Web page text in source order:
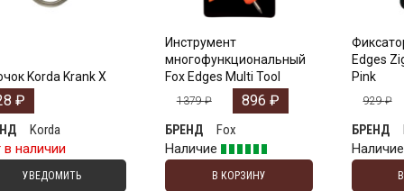
Korda Krank X
₽
Korda
в наличии
УВЕДОМИТЬ
Инструмент
многофункциональный
Fox Edges Multi Tool
1379₽ 896 ₽
БРЕНД
Fox
Наличие
В КОРЗИНУ
Edges
Pink
929₽
БРЕНД
Наличие